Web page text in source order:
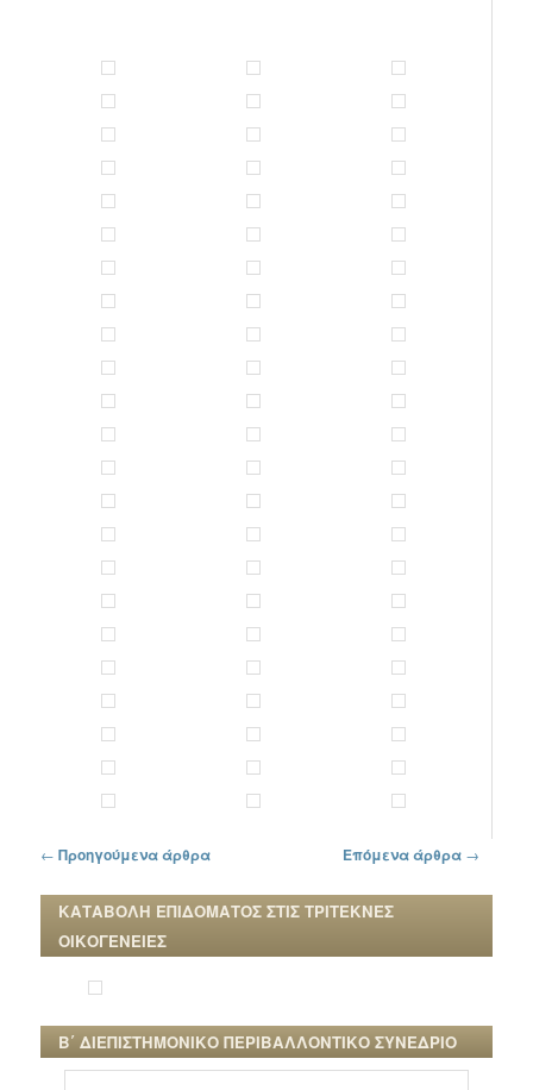
Πλοήγηση στα άρθρα
← Προηγούμενα άρθρα Επόμενα άρθρα →
ΚΑΤΑΒΟΛΗ ΕΠΙΔΟΜΑΤΟΣ ΣΤΙΣ ΤΡΙΤΕΚΝΕΣ
ΟΙΚΟΓΕΝΕΙΕΣ
Β΄ ΔΙΕΠΙΣΤΗΜΟΝΙΚΟ ΠΕΡΙΒΑΛΛΟΝΤΙΚΟ ΣΥΝΕΔΡΙΟ